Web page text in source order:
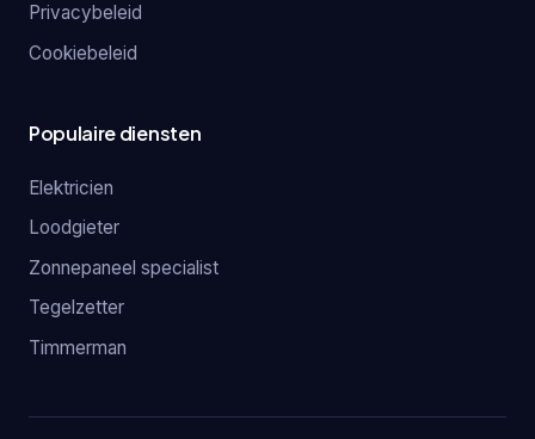
Privacybeleid
Cookiebeleid
Populaire diensten
Elektricien
Loodgieter
Zonnepaneel specialist
Tegelzetter
Timmerman